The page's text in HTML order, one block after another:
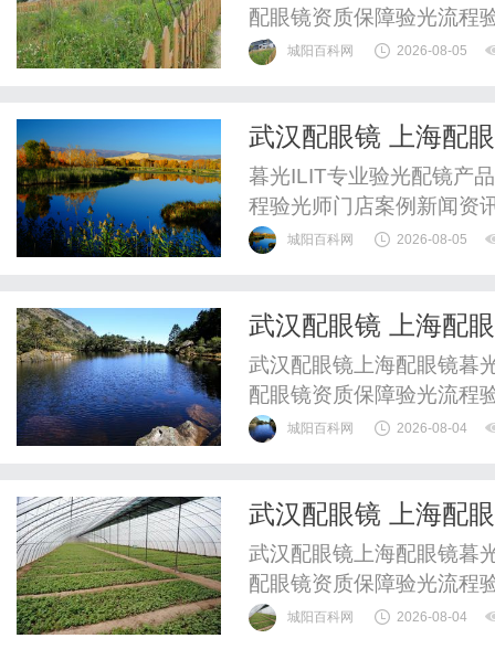
配眼镜资质保障验光流程
惠，兼顾高专业度与高性
城阳百科网 2026-08-05
武汉配眼镜 上海配
暮光ILIT专业验光配镜产
程验光师门店案例新闻资
惠，兼顾高专业度与高性
城阳百科网 2026-08-05
武汉配眼镜 上海配
武汉配眼镜上海配眼镜暮
配眼镜资质保障验光流程
惠，兼顾高专业度与高性
城阳百科网 2026-08-04
武汉配眼镜 上海配
武汉配眼镜上海配眼镜暮
配眼镜资质保障验光流程
城阳百科网 2026-08-04